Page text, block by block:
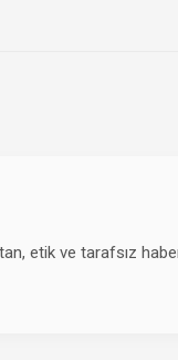
etik ve tarafsız